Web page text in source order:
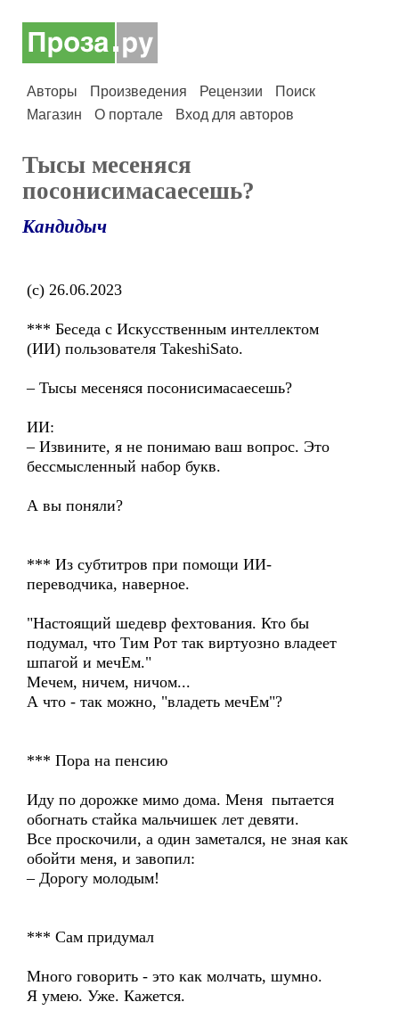
Авторы Произведения Рецензии
Поиск
Магазин
О портале Вход для авторов
Тысы месеняся
посонисимасаесешь?
Кандидыч
(с) 26.06.2023
*** Беседа с Искусственным интеллектом
(ИИ) пользователя TakeshiSato.
– Тысы месеняся посонисимасаесешь?
ИИ:
– Извините, я не понимаю ваш вопрос. Это
бессмысленный набор букв.
А вы поняли?
*** Из субтитров при помощи ИИ-
переводчика, наверное.
"Настоящий шедевр фехтования. Кто бы
подумал, что Тим Рот так виртуозно владеет
шпагой и мечЕм."
Мечем, ничем, ничом...
А что - так можно, "владеть мечЕм"?
*** Пора на пенсию
Иду по дорожке мимо дома. Меня пытается
обогнать стайка мальчишек лет девяти.
Все проскочили, а один заметался, не зная как
обойти меня, и завопил:
– Дорогу молодым!
*** Сам придумал
Много говорить - это как молчать, шумно.
Я умею. Уже. Кажется.